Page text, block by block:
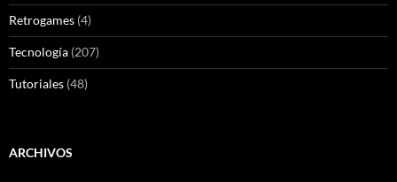
Retrogames (4)
Tecnología (207)
Tutoriales (48)
ARCHIVOS